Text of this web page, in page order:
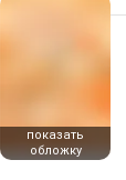
показать
обложку